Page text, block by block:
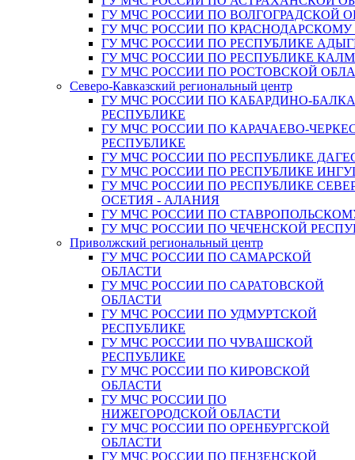
ГУ МЧС РОССИИ ПО ВОЛГОГРАДСКОЙ
ГУ МЧС РОССИИ ПО
ГУ МЧС РОССИИ ПО РЕСПУБЛИКЕ
ГУ МЧС РОССИИ ПО РЕСПУБЛИКЕ
ГУ МЧС РОССИИ ПО РОСТОВСКОЙ
Северо-Кавказский региональный центр
ГУ МЧС РОССИИ ПО КАБАРДИНО-
РЕСПУБЛИКЕ
ГУ МЧС РОССИИ ПО КАРАЧАЕВО-
РЕСПУБЛИКЕ
ГУ МЧС РОССИИ ПО РЕСПУБЛИКЕ
ГУ МЧС РОССИИ ПО РЕСПУБЛИКЕ
ГУ МЧС РОССИИ ПО РЕСПУБЛИКЕ
ОСЕТИЯ - АЛАНИЯ
ГУ МЧС РОССИИ ПО
ГУ МЧС РОССИИ ПО ЧЕЧЕНСКОЙ
Приволжский региональный центр
ГУ МЧС РОССИИ ПО САМАРСКОЙ
ОБЛАСТИ
ГУ МЧС РОССИИ ПО САРАТОВСКОЙ
ОБЛАСТИ
ГУ МЧС РОССИИ ПО УДМУРТСКОЙ
РЕСПУБЛИКЕ
ГУ МЧС РОССИИ ПО ЧУВАШСКОЙ
РЕСПУБЛИКЕ
ГУ МЧС РОССИИ ПО КИРОВСКОЙ
ОБЛАСТИ
ГУ МЧС РОССИИ ПО
НИЖЕГОРОДСКОЙ ОБЛАСТИ
ГУ МЧС РОССИИ ПО ОРЕНБУРГСКОЙ
ОБЛАСТИ
ГУ МЧС РОССИИ ПО ПЕНЗЕНСКОЙ